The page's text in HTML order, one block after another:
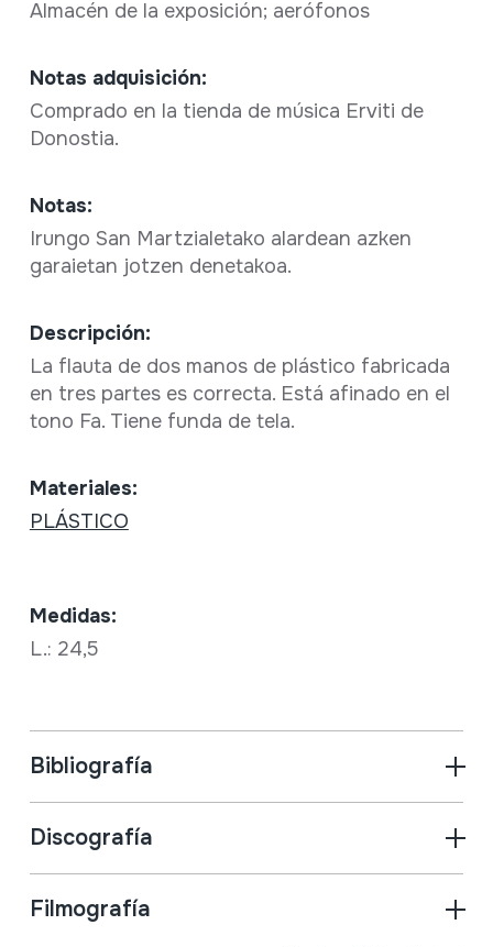
Almacén de la exposición; aerófonos
Notas adquisición:
Comprado en la tienda de música Erviti de
Donostia.
Notas:
Irungo San Martzialetako alardean azken
garaietan jotzen denetakoa.
Descripción:
La flauta de dos manos de plástico fabricada
en tres partes es correcta. Está afinado en el
tono Fa. Tiene funda de tela.
Materiales:
PLÁSTICO
Medidas:
L.: 24,5
Bibliografía
Discografía
Filmografía